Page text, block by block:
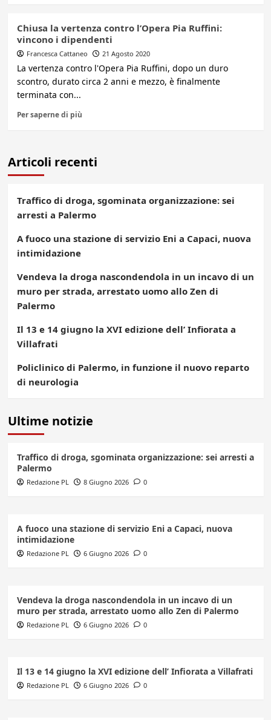
Chiusa la vertenza contro l’Opera Pia Ruffini:
vincono i dipendenti
Francesca Cattaneo 21 Agosto 2020
La vertenza contro l'Opera Pia Ruffini, dopo un duro
scontro, durato circa 2 anni e mezzo, è finalmente
terminata con...
Per saperne di più
Articoli recenti
Traffico di droga, sgominata organizzazione: sei
arresti a Palermo
A fuoco una stazione di servizio Eni a Capaci, nuova
intimidazione
Vendeva la droga nascondendola in un incavo di un
muro per strada, arrestato uomo allo Zen di
Palermo
Il 13 e 14 giugno la XVI edizione dell’ Infiorata a
Villafrati
Policlinico di Palermo, in funzione il nuovo reparto
di neurologia
Ultime notizie
Traffico di droga, sgominata organizzazione: sei arresti a
Palermo
Redazione PL 8 Giugno 2026 0
A fuoco una stazione di servizio Eni a Capaci, nuova
intimidazione
Redazione PL 6 Giugno 2026 0
Vendeva la droga nascondendola in un incavo di un
muro per strada, arrestato uomo allo Zen di Palermo
Redazione PL 6 Giugno 2026 0
Il 13 e 14 giugno la XVI edizione dell’ Infiorata a Villafrati
Redazione PL 6 Giugno 2026 0